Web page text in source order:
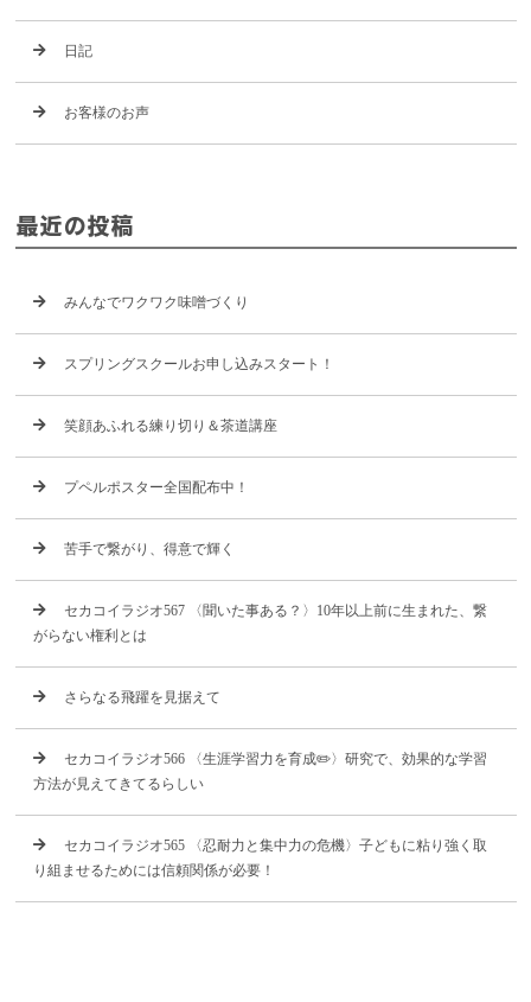
日記
お客様のお声
最近の投稿
みんなでワクワク味噌づくり
スプリングスクールお申し込みスタート！
笑顔あふれる練り切り＆茶道講座
プペルポスター全国配布中！
苦手で繋がり、得意で輝く
セカコイラジオ567 〈聞いた事ある？〉10年以上前に生まれた、繋
がらない権利とは
さらなる飛躍を見据えて
セカコイラジオ566 〈生涯学習力を育成✏️〉研究で、効果的な学習
方法が見えてきてるらしい
セカコイラジオ565 〈忍耐力と集中力の危機〉子どもに粘り強く取
り組ませるためには信頼関係が必要！